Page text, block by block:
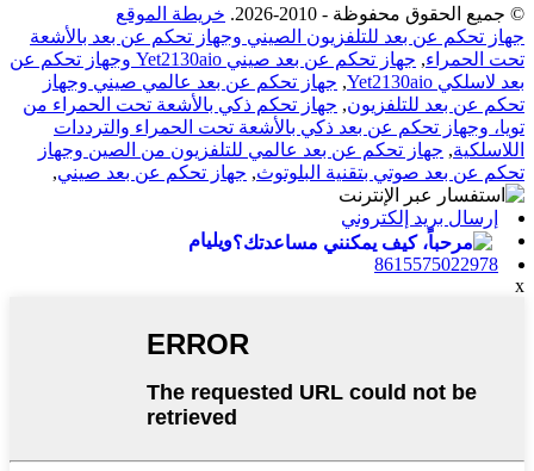
© جميع الحقوق محفوظة - 2010-2026.
خريطة الموقع
جهاز تحكم عن بعد للتلفزيون الصيني وجهاز تحكم عن بعد بالأشعة
تحت الحمراء,
جهاز تحكم عن بعد صيني Yet2130aio وجهاز تحكم عن
بعد لاسلكي Yet2130aio
, جهاز تحكم عن بعد عالمي صيني وجهاز
تحكم عن بعد للتلفزيون, جهاز تحكم ذكي بالأشعة تحت الحمراء من
تويا، وجهاز تحكم عن بعد ذكي بالأشعة تحت الحمراء والترددات
اللاسلكية, جهاز تحكم عن بعد عالمي للتلفزيون من الصين وجهاز
تحكم عن بعد صوتي بتقنية البلوتوث, جهاز تحكم عن بعد صيني,
إرسال بريد إلكتروني
ويليام
8615575022978
x